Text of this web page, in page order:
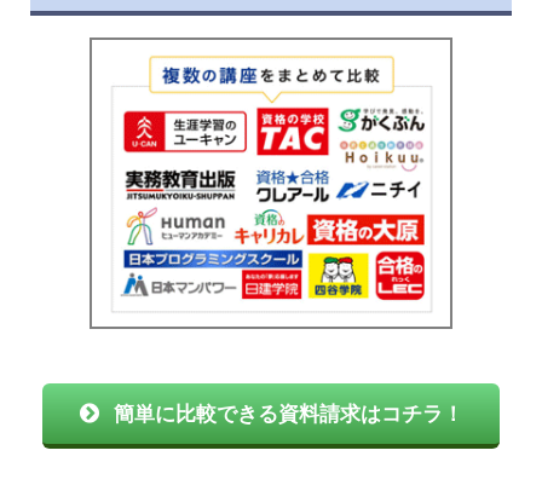
簡単に比較できる資料請求はコチラ！